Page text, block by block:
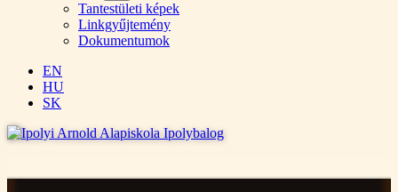
Tantestületi képek
Linkgyűjtemény
Dokumentumok
EN
HU
SK